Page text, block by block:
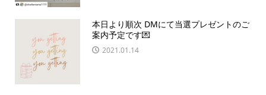
本日より順次 DMにて当選プレゼントのご
案内予定です💌
2021.01.14